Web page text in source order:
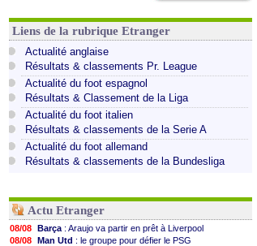
Liens de la rubrique Etranger
Actualité anglaise
Résultats & classements Pr. League
Actualité du foot espagnol
Résultats & Classement de la Liga
Actualité du foot italien
Résultats & classements de la Serie A
Actualité du foot allemand
Résultats & classements de la Bundesliga
Actu Etranger
08/08 Barça : Araujo va partir en prêt à Liverpool
08/08 Man Utd : le groupe pour défier le PSG